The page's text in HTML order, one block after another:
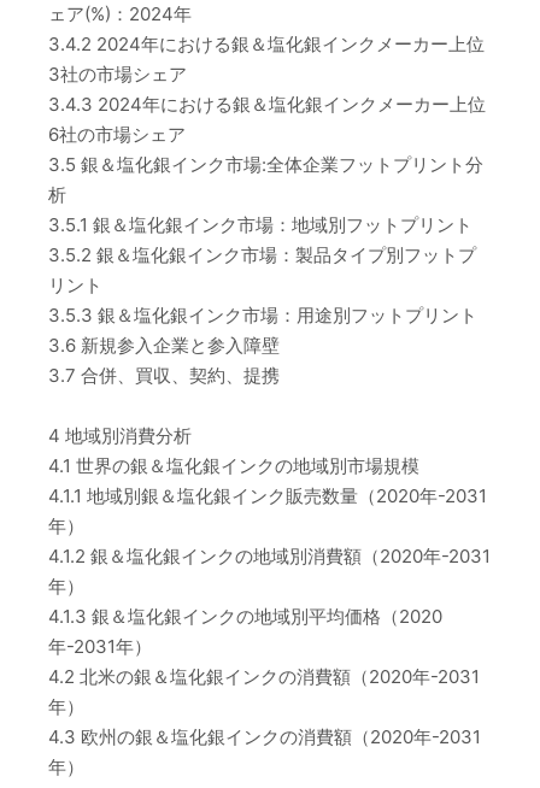
ェア(%)：2024年
3.4.2 2024年における銀＆塩化銀インクメーカー上位
3社の市場シェア
3.4.3 2024年における銀＆塩化銀インクメーカー上位
6社の市場シェア
3.5 銀＆塩化銀インク市場:全体企業フットプリント分
析
3.5.1 銀＆塩化銀インク市場：地域別フットプリント
3.5.2 銀＆塩化銀インク市場：製品タイプ別フットプ
リント
3.5.3 銀＆塩化銀インク市場：用途別フットプリント
3.6 新規参入企業と参入障壁
3.7 合併、買収、契約、提携
4 地域別消費分析
4.1 世界の銀＆塩化銀インクの地域別市場規模
4.1.1 地域別銀＆塩化銀インク販売数量（2020年-2031
年）
4.1.2 銀＆塩化銀インクの地域別消費額（2020年-2031
年）
4.1.3 銀＆塩化銀インクの地域別平均価格（2020
年-2031年）
4.2 北米の銀＆塩化銀インクの消費額（2020年-2031
年）
4.3 欧州の銀＆塩化銀インクの消費額（2020年-2031
年）